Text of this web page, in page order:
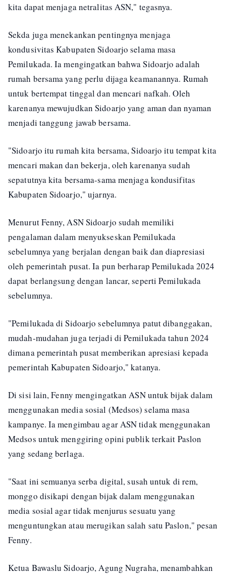
kita dapat menjaga netralitas ASN," tegasnya.
Sekda juga menekankan pentingnya menjaga
kondusivitas Kabupaten Sidoarjo selama masa
Pemilukada. Ia mengingatkan bahwa Sidoarjo adalah
rumah bersama yang perlu dijaga keamanannya. Rumah
untuk bertempat tinggal dan mencari nafkah. Oleh
karenanya mewujudkan Sidoarjo yang aman dan nyaman
menjadi tanggung jawab bersama.
"Sidoarjo itu rumah kita bersama, Sidoarjo itu tempat kita
mencari makan dan bekerja, oleh karenanya sudah
sepatutnya kita bersama-sama menjaga kondusifitas
Kabupaten Sidoarjo," ujarnya.
Menurut Fenny, ASN Sidoarjo sudah memiliki
pengalaman dalam menyukseskan Pemilukada
sebelumnya yang berjalan dengan baik dan diapresiasi
oleh pemerintah pusat. Ia pun berharap Pemilukada 2024
dapat berlangsung dengan lancar, seperti Pemilukada
sebelumnya.
"Pemilukada di Sidoarjo sebelumnya patut dibanggakan,
mudah-mudahan juga terjadi di Pemilukada tahun 2024
dimana pemerintah pusat memberikan apresiasi kepada
pemerintah Kabupaten Sidoarjo," katanya.
Di sisi lain, Fenny mengingatkan ASN untuk bijak dalam
menggunakan media sosial (Medsos) selama masa
kampanye. Ia mengimbau agar ASN tidak menggunakan
Medsos untuk menggiring opini publik terkait Paslon
yang sedang berlaga.
"Saat ini semuanya serba digital, susah untuk di rem,
monggo disikapi dengan bijak dalam menggunakan
media sosial agar tidak menjurus sesuatu yang
menguntungkan atau merugikan salah satu Paslon," pesan
Fenny.
Ketua Bawaslu Sidoarjo, Agung Nugraha, menambahkan